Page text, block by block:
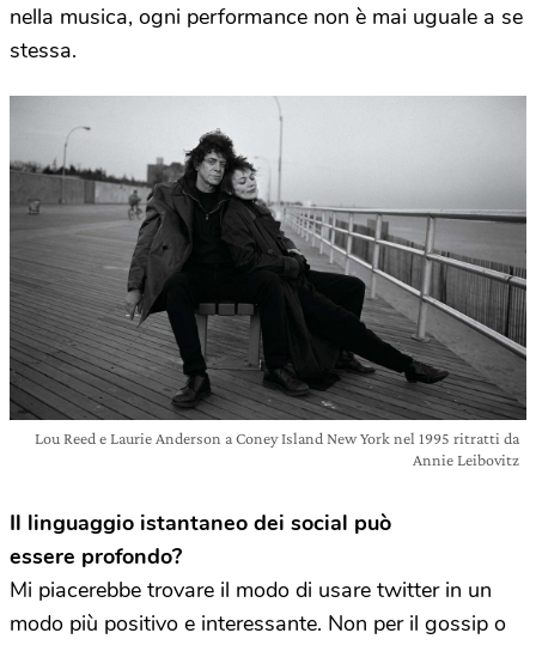
nella musica, ogni performance non è mai uguale a se
stessa.
Lou Reed e Laurie Anderson a Coney Island New York nel 1995 ritratti da
Annie Leibovitz
Il linguaggio istantaneo dei social può
essere profondo?
Mi piacerebbe trovare il modo di usare twitter in un
modo più positivo e interessante. Non per il gossip o